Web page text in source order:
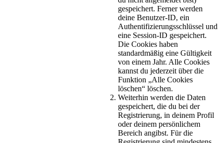
gespeichert. Ferner werden
deine Benutzer-ID, ein
Authentifizierungsschlüssel und
eine Session-ID gespeichert.
Die Cookies haben
standardmäßig eine Gültigkeit
von einem Jahr. Alle Cookies
kannst du jederzeit über die
Funktion „Alle Cookies
löschen“ löschen.
Weiterhin werden die Daten
gespeichert, die du bei der
Registrierung, in deinem Profil
oder deinem persönlichem
Bereich angibst. Für die